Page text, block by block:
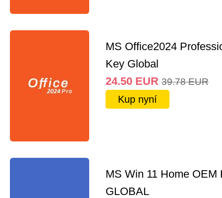
MS Office2024
Key Global
24.50 EUR 39.78 EUR
Kup nyní
MS Win 11 Home OEM
GLOBAL